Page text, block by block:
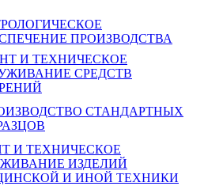
ПРОИЗВОДСТВА
И ТЕХНИЧЕСКОЕ
СРЕДСТВ
СТАНДАРТНЫХ
И ТЕХНИЧЕСКОЕ
ИЗДЕЛИЙ
И ИНОЙ ТЕХНИКИ